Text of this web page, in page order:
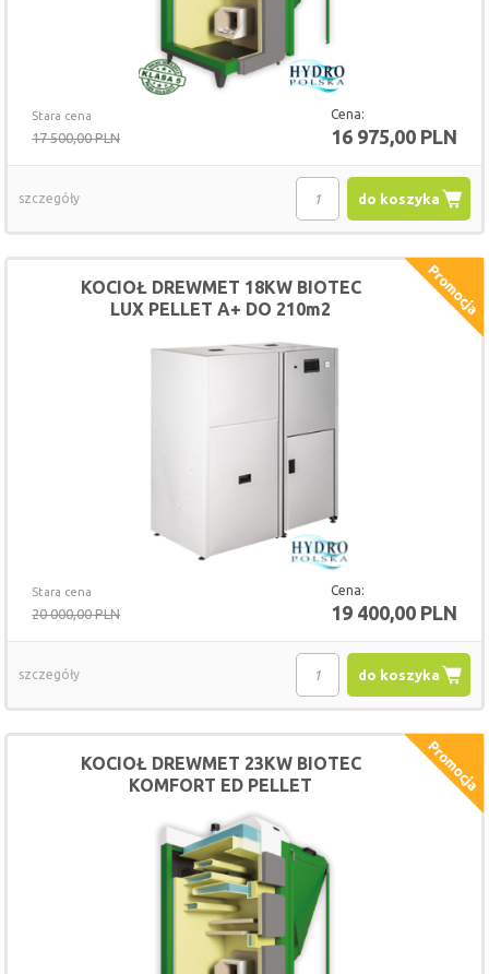
Stara cena
17 500,00 PLN
Cena:
16 975,00 PLN
do koszyka
szczegóły
Stara cena
20 000,00 PLN
Cena:
19 400,00 PLN
KOCIOŁ DREWMET 18KW BIOTEC
LUX PELLET A+ DO 210m2
do koszyka
szczegóły
KOCIOŁ DREWMET 23KW BIOTEC
KOMFORT ED PELLET